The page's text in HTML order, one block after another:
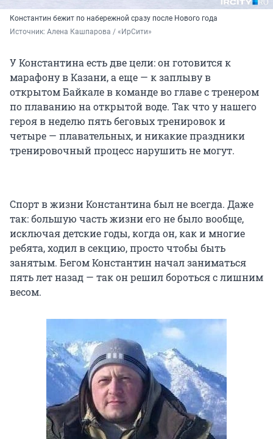
Константин бежит по набережной сразу после Нового года
Источник: Алена Кашпарова / «ИрСити»
У Константина есть две цели: он готовится к
марафону в Казани, а еще — к заплыву в
открытом Байкале в команде во главе с тренером
по плаванию на открытой воде. Так что у нашего
героя в неделю пять беговых тренировок и
четыре — плавательных, и никакие праздники
тренировочный процесс нарушить не могут.
Спорт в жизни Константина был не всегда. Даже
так: большую часть жизни его не было вообще,
исключая детские годы, когда он, как и многие
ребята, ходил в секцию, просто чтобы быть
занятым. Бегом Константин начал заниматься
пять лет назад — так он решил бороться с лишним
весом.